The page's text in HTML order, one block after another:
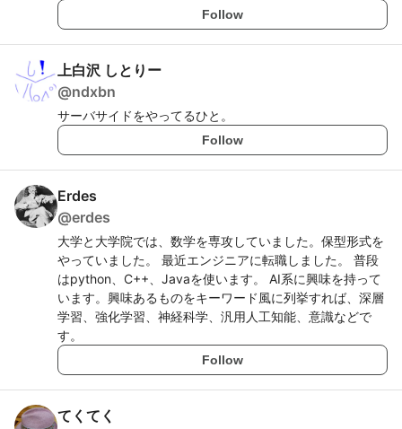
Follow
上白沢 しとりー
@ndxbn
サーバサイドをやってるひと。
Follow
Erdes
@erdes
大学と大学院では、数学を専攻していました。保型形式を
やっていました。 最近エンジニアに転職しました。 普段
はpython、C++、Javaを使います。 AI系に興味を持って
います。興味あるものをキーワード風に列挙すれば、深層
学習、強化学習、神経科学、汎用人工知能、意識などで
す。
Follow
てくてく